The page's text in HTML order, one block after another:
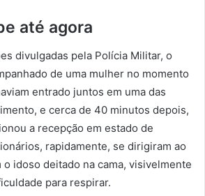
até agora
divulgadas pela Polícia Militar, o
de uma mulher no momento
entrado juntos em uma das
e cerca de 40 minutos depois,
a recepção em estado de
rapidamente, se dirigiram ao
idoso deitado na cama, visivelmente
para respirar.